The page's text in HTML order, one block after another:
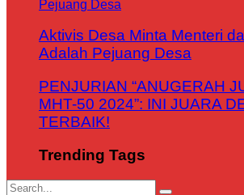
Aktivis Desa Minta Menteri
Adalah Pejuang Desa
PENJURIAN “ANUGERAH
MHT-50 2024”: INI JUARA
TERBAIK!
Trending Tags